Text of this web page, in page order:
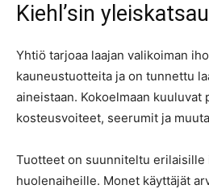
Kiehl’sin
Yhtiö tarjoaa laajan valikoiman
kauneustuotteita ja on tunnettu
aineistaan. Kokoelmaan kuuluvat
kosteusvoiteet, seerumit ja
Tuotteet on suunniteltu erilaisille
huolenaiheille. Monet käyttäjät